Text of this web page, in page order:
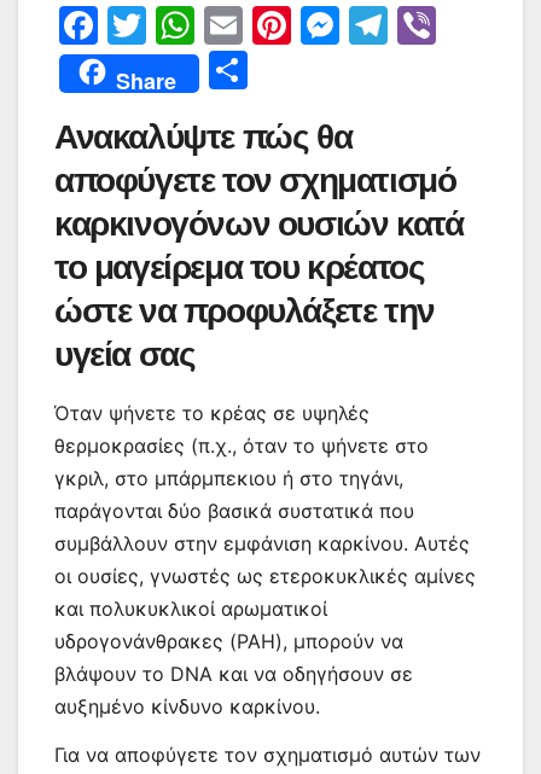
F
a
c
e
b
o
o
k
T
w
itt
er
W
h
at
s
A
p
p
E
m
ai
l
Pi
e
st
M
s
e
n
g
er
T
a
m
Share
ρ
α
σ
τε
ίτ
ε
Ανακαλύψτε πώς θα
αποφύγετε τον σχηματισμό
καρκινογόνων ουσιών κατά
το μαγείρεμα του κρέατος
ώστε να προφυλάξετε την
υγεία σας
Όταν ψήνετε το κρέας σε υψηλές
θερμοκρασίες (π.χ., όταν το ψήνετε στο
γκριλ, στο μπάρμπεκιου ή στο τηγάνι,
παράγονται δύο βασικά συστατικά που
συμβάλλουν στην εμφάνιση καρκίνου. Αυτές
οι ουσίες, γνωστές ως ετεροκυκλικές αμίνες
και πολυκυκλικοί αρωματικοί
υδρογονάνθρακες (PAH), μπορούν να
βλάψουν το DNA και να οδηγήσουν σε
αυξημένο κίνδυνο καρκίνου.
Για να αποφύγετε τον σχηματισμό αυτών των